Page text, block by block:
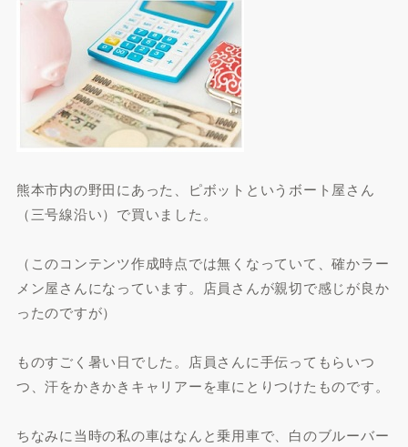
熊本市内の野田にあった、ピボットというボート屋さん
（三号線沿い）で買いました。
（このコンテンツ作成時点では無くなっていて、確かラー
メン屋さんになっています。店員さんが親切で感じが良か
ったのですが）
ものすごく暑い日でした。店員さんに手伝ってもらいつ
つ、汗をかきかきキャリアーを車にとりつけたものです。
ちなみに当時の私の車はなんと乗用車で、白のブルーバー